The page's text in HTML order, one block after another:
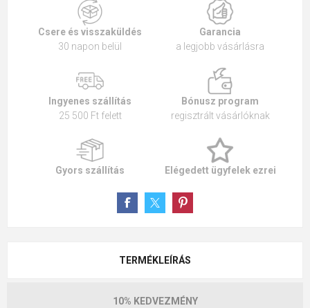
Csere és visszaküldés
30 napon belül
Garancia
a legjobb vásárlásra
Ingyenes szállítás
25 500 Ft felett
Bónusz program
regisztrált vásárlóknak
Gyors szállítás Elégedett ügyfelek ezrei
TERMÉKLEÍRÁS
10% KEDVEZMÉNY